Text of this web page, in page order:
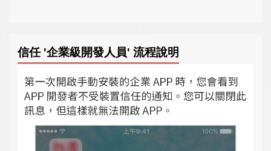
信任 '企業級開發人員' 流程說明